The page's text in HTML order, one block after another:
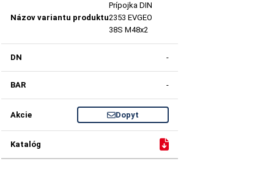
Prípojka DIN
2353 EVGEO
38S M48x2
-
-
Dopyt